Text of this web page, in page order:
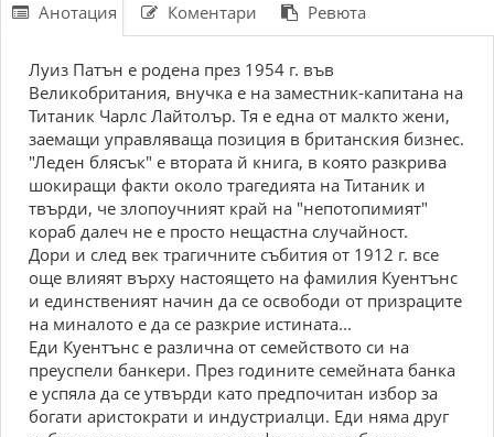
Анотация Коментари Ревюта
Луиз Патън е родена през 1954 г. във
Великобритания, внучка е на заместник-капитана на
Титаник Чарлс Лайтолър. Тя е една от малкто жени,
заемащи управляваща позиция в британския бизнес.
"Леден блясък" е втората й книга, в която разкрива
шокиращи факти около трагедията на Титаник и
твърди, че злопоучният край на "непотопимият"
кораб далеч не е просто нещастна случайност.
Дори и след век трагичните събития от 1912 г. все
още влияят върху настоящето на фамилия Куентънс
и единственият начин да се освободи от призраците
на миналото е да се разкрие истината...
Еди Куентънс е различна от семейството си на
преуспели банкери. През годините семейната банка
е успяла да се утвърди като предпочитан избор за
богати аристократи и индустриалци. Еди няма друг